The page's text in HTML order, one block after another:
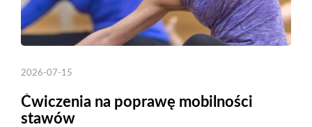
2026-07-15
Ćwiczenia na poprawę mobilności
stawów